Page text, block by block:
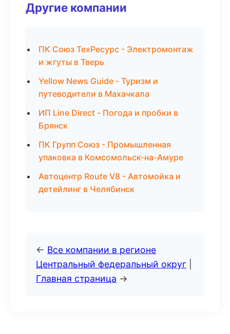
Другие компании
ПК Союз ТехРесурс - Электромонтаж
и жгуты в Тверь
Yellow News Guide - Туризм и
путеводители в Махачкала
ИП Line Direct - Погода и пробки в
Брянск
ПК Групп Союз - Промышленная
упаковка в Комсомольск-на-Амуре
Автоцентр Route V8 - Автомойка и
детейлинг в Челябинск
← Все компании в регионе
Центральный федеральный округ
Главная страница →